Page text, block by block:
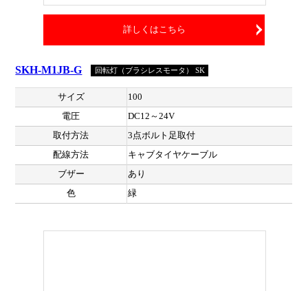
詳しくはこちら
SKH-M1JB-G 回転灯（ブラシレスモータ） SK
サイズ
100
電圧
DC12～24V
取付方法
3点ボルト足取付
配線方法
キャブタイヤケーブル
ブザー
あり
色
緑